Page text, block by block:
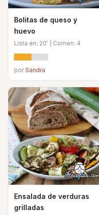
Bolitas de queso y
huevo
Lista en: 20' | Comen: 4
porSandra
Ensalada de verduras
grilladas